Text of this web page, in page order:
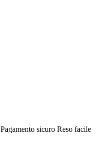
Pagamento sicuro Reso facile